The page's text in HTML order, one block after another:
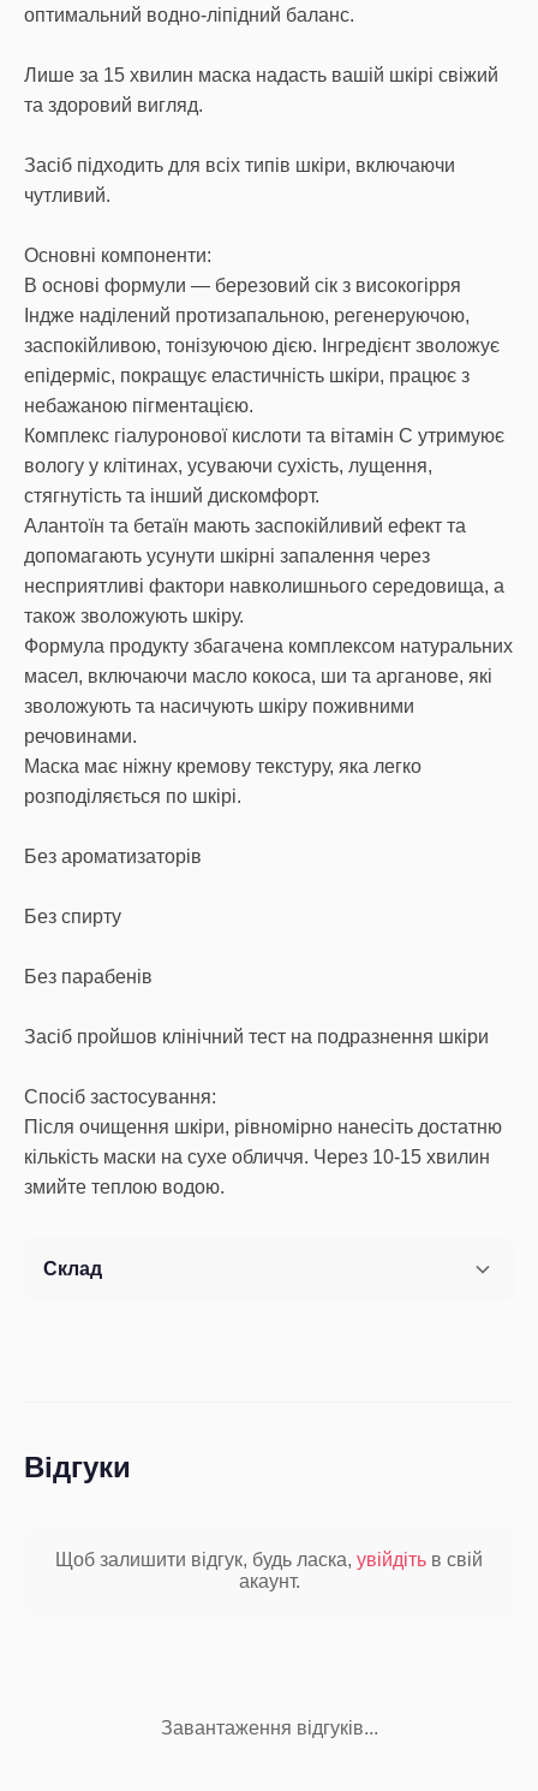
оптимальний водно-ліпідний баланс.
Лише за 15 хвилин маска надасть вашій шкірі свіжий
та здоровий вигляд.
Засіб підходить для всіх типів шкіри, включаючи
чутливий.
Основні компоненти:
В основі формули — березовий сік з високогірря
Індже наділений протизапальною, регенеруючою,
заспокійливою, тонізуючою дією. Інгредієнт зволожує
епідерміс, покращує еластичність шкіри, працює з
небажаною пігментацією.
Комплекс гіалуронової кислоти та вітамін С утримуює
вологу у клітинах, усуваючи сухість, лущення,
стягнутість та інший дискомфорт.
Алантоїн та бетаїн мають заспокійливий ефект та
допомагають усунути шкірні запалення через
несприятливі фактори навколишнього середовища, а
також зволожують шкіру.
Формула продукту збагачена комплексом натуральних
масел, включаючи масло кокоса, ши та арганове, які
зволожують та насичують шкіру поживними
речовинами.
Маска має ніжну кремову текстуру, яка легко
розподіляється по шкірі.
Без ароматизаторів
Без спирту
Без парабенів
Засіб пройшов клінічний тест на подразнення шкіри
Спосіб застосування:
Після очищення шкіри, рівномірно нанесіть достатню
кількість маски на сухе обличчя. Через 10-15 хвилин
змийте теплою водою.
Склад
Відгуки
Щоб залишити відгук, будь ласка, увійдіть в свій
акаунт.
Завантаження відгуків...